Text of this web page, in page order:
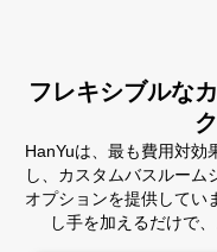
フレキシブルな
HanYuは、最も費用対効
し、カスタムバスルーム
オプションを提供してい
し手を加えるだけで